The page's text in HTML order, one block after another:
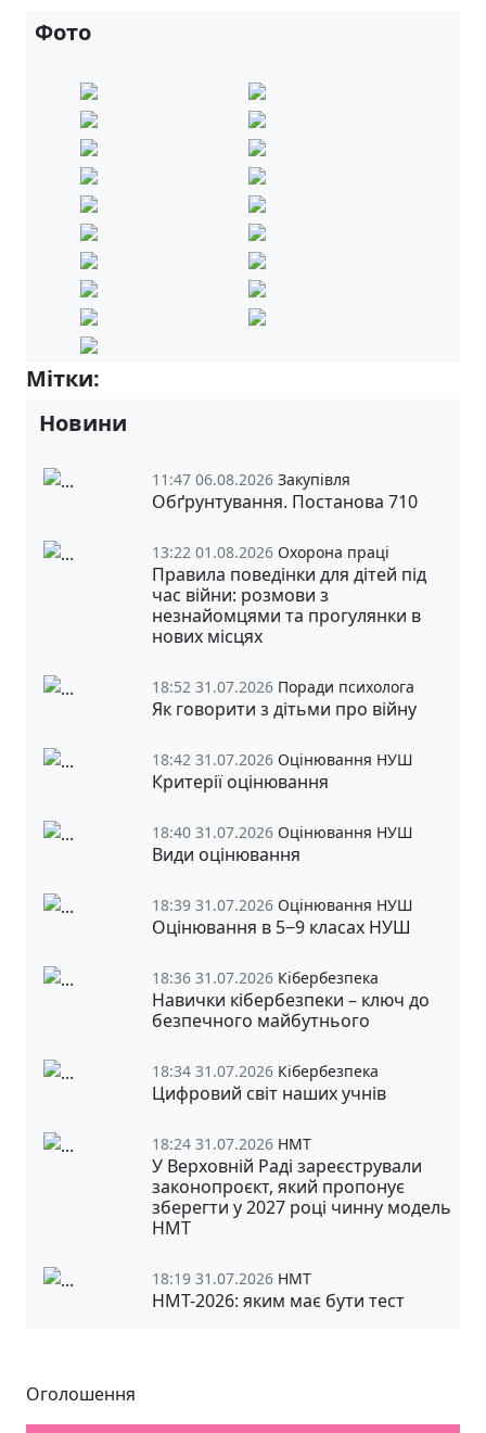
Фото
Мітки:
Новини
11:47 06.08.2026 Закупівля
Обґрунтування. Постанова 710
13:22 01.08.2026 Охорона праці
Правила поведінки для дітей під
час війни: розмови з
незнайомцями та прогулянки в
нових місцях
18:52 31.07.2026 Поради психолога
Як говорити з дітьми про війну
18:42 31.07.2026 Оцінювання НУШ
Критерії оцінювання
18:40 31.07.2026 Оцінювання НУШ
Види оцінювання
18:39 31.07.2026 Оцінювання НУШ
Оцінювання в 5‒9 класах НУШ
18:36 31.07.2026 Кібербезпека
Навички кібербезпеки – ключ до
безпечного майбутнього
18:34 31.07.2026 Кібербезпека
Цифровий світ наших учнів
18:24 31.07.2026 НМТ
У Верховній Раді зареєстрували
законопроєкт, який пропонує
зберегти у 2027 році чинну модель
НМТ
18:19 31.07.2026 НМТ
НМТ-2026: яким має бути тест
Оголошення